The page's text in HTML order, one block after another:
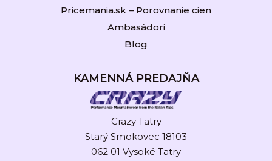
Pricemania.sk – Porovnanie cien
Ambasádori
Blog
KAMENNÁ PREDAJŇA
Crazy Tatry
Starý Smokovec 18103
062 01 Vysoké Tatry